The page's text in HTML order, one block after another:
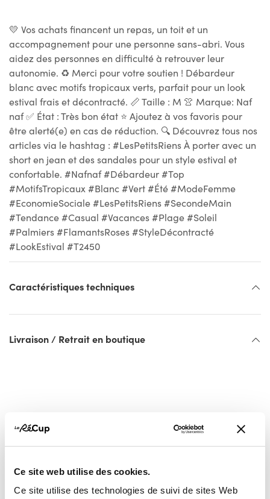
Ce site web utilise des cookies.
Ce site utilise des technologies de suivi de sites Web
💛 Vos achats financent un repas, un toit et un
accompagnement pour une personne sans-abri. Vous
aidez des personnes en difficulté à retrouver leur
autonomie. ♻ Merci pour votre soutien ! Débardeur
blanc avec motifs tropicaux verts, parfait pour un look
estival frais et décontracté. 📏 Taille : M 👚 Marque: Naf
naf ✅ État : Très bon état ⭐ Ajoutez à vos favoris pour
être alerté(e) en cas de réduction. 🔍 Découvrez tous nos
articles via le hashtag : #LesPetitsRiens À porter avec un
short en jean et des sandales pour un style estival et
confortable. #Nafnaf #Débardeur #Top
#MotifsTropicaux #Blanc #Vert #Été #ModeFemme
#EconomieSociale #LesPetitsRiens #SecondeMain
#Tendance #Casual #Vacances #Plage #Soleil
#Palmiers #FlamantsRoses #StyleDécontracté
#LookEstival #T2450
Caractéristiques techniques
Livraison / Retrait en boutique